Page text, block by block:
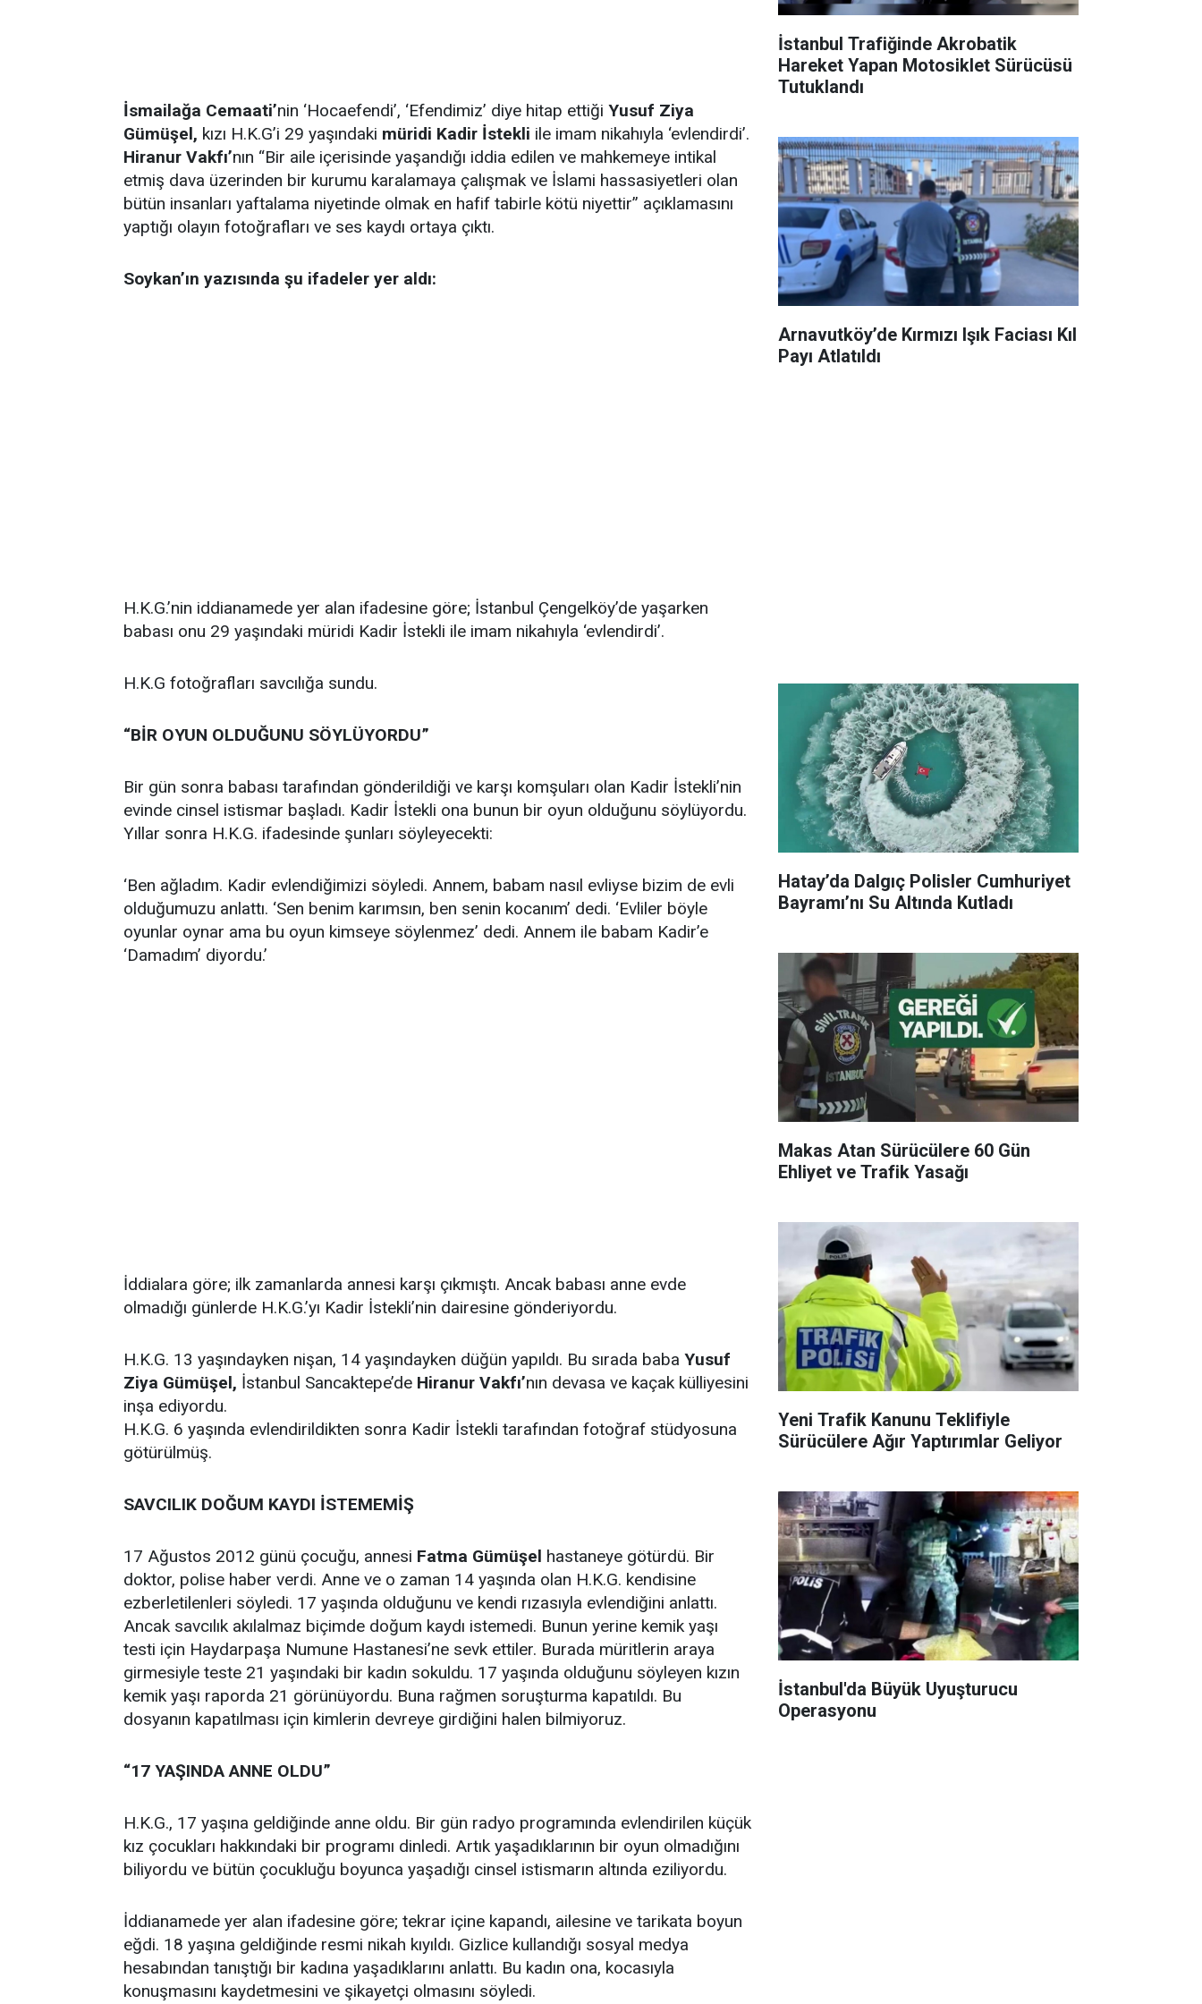
İsmailağa Cemaati’nin ‘Hocaefendi’, ‘Efendimiz’ diye hitap ettiği Yusuf Ziya
Gümüşel, kızı H.K.G’i 29 yaşındaki müridi Kadir İstekli ile imam nikahıyla ‘evlendirdi’.
Hiranur Vakfı’nın “Bir aile içerisinde yaşandığı iddia edilen ve mahkemeye intikal
etmiş dava üzerinden bir kurumu karalamaya çalışmak ve İslami hassasiyetleri olan
bütün insanları yaftalama niyetinde olmak en hafif tabirle kötü niyettir” açıklamasını
yaptığı olayın fotoğrafları ve ses kaydı ortaya çıktı.
Soykan’ın yazısında şu ifadeler yer aldı:
H.K.G.’nin iddianamede yer alan ifadesine göre; İstanbul Çengelköy’de yaşarken
babası onu 29 yaşındaki müridi Kadir İstekli ile imam nikahıyla ‘evlendirdi’.
H.K.G fotoğrafları savcılığa sundu.
“BİR OYUN OLDUĞUNU SÖYLÜYORDU”
Bir gün sonra babası tarafından gönderildiği ve karşı komşuları olan Kadir İstekli’nin
evinde cinsel istismar başladı. Kadir İstekli ona bunun bir oyun olduğunu söylüyordu.
Yıllar sonra H.K.G. ifadesinde şunları söyleyecekti:
‘Ben ağladım. Kadir evlendiğimizi söyledi. Annem, babam nasıl evliyse bizim de evli
olduğumuzu anlattı. ‘Sen benim karımsın, ben senin kocanım’ dedi. ‘Evliler böyle
oyunlar oynar ama bu oyun kimseye söylenmez’ dedi. Annem ile babam Kadir’e
‘Damadım’ diyordu.’
İddialara göre; ilk zamanlarda annesi karşı çıkmıştı. Ancak babası anne evde
olmadığı günlerde H.K.G.’yı Kadir İstekli’nin dairesine gönderiyordu.
H.K.G. 13 yaşındayken nişan, 14 yaşındayken düğün yapıldı. Bu sırada baba Yusuf
Ziya Gümüşel, İstanbul Sancaktepe’de Hiranur Vakfı’nın devasa ve kaçak külliyesini
inşa ediyordu.
H.K.G. 6 yaşında evlendirildikten sonra Kadir İstekli tarafından fotoğraf stüdyosuna
götürülmüş.
SAVCILIK DOĞUM KAYDI İSTEMEMİŞ
17 Ağustos 2012 günü çocuğu, annesi Fatma Gümüşel hastaneye götürdü. Bir
doktor, polise haber verdi. Anne ve o zaman 14 yaşında olan H.K.G. kendisine
ezberletilenleri söyledi. 17 yaşında olduğunu ve kendi rızasıyla evlendiğini anlattı.
Ancak savcılık akılalmaz biçimde doğum kaydı istemedi. Bunun yerine kemik yaşı
testi için Haydarpaşa Numune Hastanesi’ne sevk ettiler. Burada müritlerin araya
girmesiyle teste 21 yaşındaki bir kadın sokuldu. 17 yaşında olduğunu söyleyen kızın
kemik yaşı raporda 21 görünüyordu. Buna rağmen soruşturma kapatıldı. Bu
dosyanın kapatılması için kimlerin devreye girdiğini halen bilmiyoruz.
“17 YAŞINDA ANNE OLDU”
H.K.G., 17 yaşına geldiğinde anne oldu. Bir gün radyo programında evlendirilen küçük
kız çocukları hakkındaki bir programı dinledi. Artık yaşadıklarının bir oyun olmadığını
biliyordu ve bütün çocukluğu boyunca yaşadığı cinsel istismarın altında eziliyordu.
İddianamede yer alan ifadesine göre; tekrar içine kapandı, ailesine ve tarikata boyun
eğdi. 18 yaşına geldiğinde resmi nikah kıyıldı. Gizlice kullandığı sosyal medya
hesabından tanıştığı bir kadına yaşadıklarını anlattı. Bu kadın ona, kocasıyla
konuşmasını kaydetmesini ve şikayetçi olmasını söyledi.
İstanbul Trafiğinde Akrobatik
Hareket Yapan Motosiklet Sürücüsü
Tutuklandı
Arnavutköy’de Kırmızı Işık Faciası Kıl
Payı Atlatıldı
Hatay’da Dalgıç Polisler Cumhuriyet
Bayramı’nı Su Altında Kutladı
Makas Atan Sürücülere 60 Gün
Ehliyet ve Trafik Yasağı
Yeni Trafik Kanunu Teklifiyle
Sürücülere Ağır Yaptırımlar Geliyor
İstanbul'da Büyük Uyuşturucu
Operasyonu